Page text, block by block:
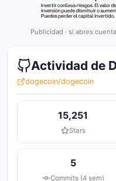
Publicidad · si abres
Actividad de
dogecoin/dogecoin
15,251
Stars
5
Commits (4 sem)